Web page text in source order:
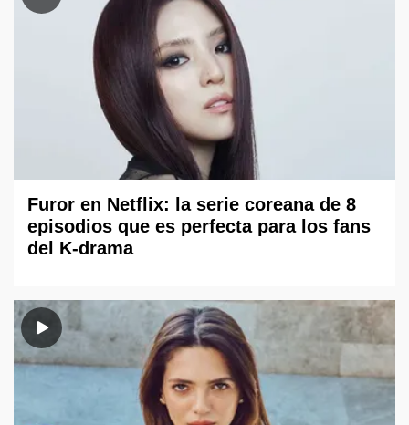
Furor en Netflix: la serie coreana de 8
episodios que es perfecta para los fans
del K-drama